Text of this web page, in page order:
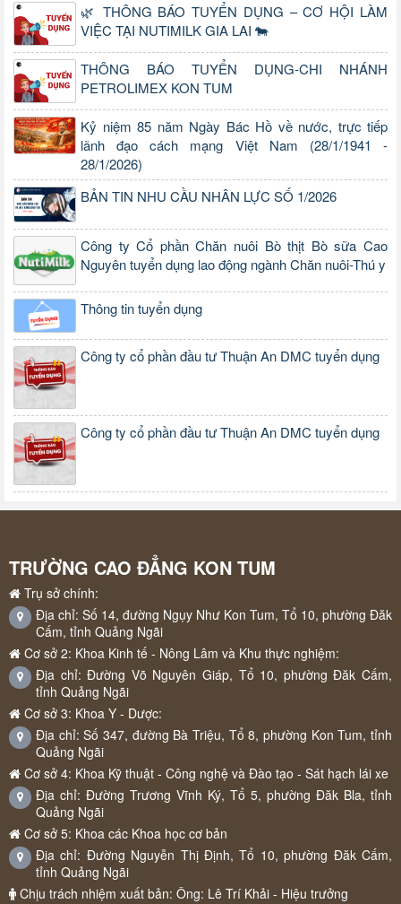
🌿 THÔNG BÁO TUYỂN DỤNG – CƠ HỘI LÀM
VIỆC TẠI NUTIMILK GIA LAI 🐄
THÔNG BÁO TUYỂN DỤNG-CHI NHÁNH
PETROLIMEX KON TUM
Kỷ niệm 85 năm Ngày Bác Hồ về nước, trực tiếp
lãnh đạo cách mạng Việt Nam (28/1/1941 -
28/1/2026)
BẢN TIN NHU CẦU NHÂN LỰC SỐ 1/2026
Công ty Cổ phần Chăn nuôi Bò thịt Bò sữa Cao
Nguyên tuyển dụng lao động ngành Chăn nuôi-Thú y
Thông tin tuyển dụng
Công ty cổ phần đầu tư Thuận An DMC tuyển dụng
Công ty cổ phần đầu tư Thuận An DMC tuyển dụng
TRƯỜNG CAO ĐẲNG KON TUM
Trụ sở chính:
Địa chỉ: Số 14, đường Ngụy Như Kon Tum, Tổ 10, phường Đăk
Cấm, tỉnh Quảng Ngãi
Cơ sở 2: Khoa Kinh tế - Nông Lâm và Khu thực nghiệm:
Địa chỉ: Đường Võ Nguyên Giáp, Tổ 10, phường Đăk Cấm,
tỉnh Quảng Ngãi
Cơ sở 3: Khoa Y - Dược:
Địa chỉ: Số 347, đường Bà Triệu, Tổ 8, phường Kon Tum, tỉnh
Quảng Ngãi
Cơ sở 4: Khoa Kỹ thuật - Công nghệ và Đào tạo - Sát hạch lái xe
Địa chỉ: Đường Trương Vĩnh Ký, Tổ 5, phường Đăk Bla, tỉnh
Quảng Ngãi
Cơ sở 5: Khoa các Khoa học cơ bản
Địa chỉ: Đường Nguyễn Thị Định, Tổ 10, phường Đăk Cấm,
tỉnh Quảng Ngãi
Chịu trách nhiệm xuất bản: Ông: Lê Trí Khải - Hiệu trưởng